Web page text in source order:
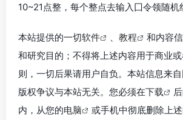
10~21 点整，每个整点去输入囗令领随机
本站提供的一切软件 教程
和内容
和研究目的；不得将上述内容用于商业
则，一切后果请用户自负。本站信息来自
版权争议与本站无关。您必须在下载
内，从您的电脑
或手机中彻底删除上